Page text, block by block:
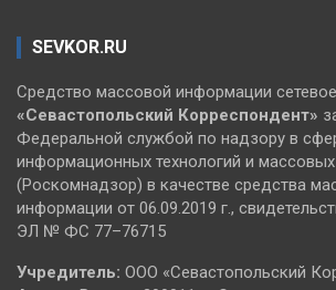
SEVKOR.RU
Средство массовой информации
«Севастопольский Корреспондент»
Федеральной службой по надзору в
информационных технологий и
(Роскомнадзор) в качестве средства
информации от 06.09.2019 г.,
ЭЛ № ФС 77–76715
Учредитель: ООО «Севастопольский